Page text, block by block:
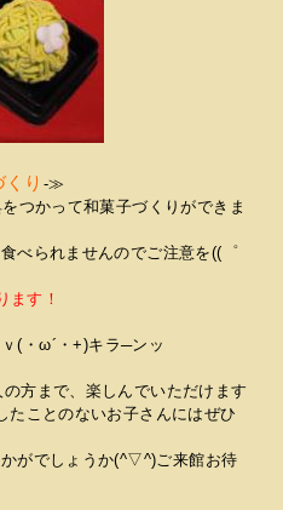
り -≫
つかって和菓子づくりができま
べられませんのでご注意を((゜
ます！
ω´・+)キラ─ンッ
方まで、楽しんでいただけます
たことのないお子さんにはぜひ
がでしょうか(^▽^)ご来館お待